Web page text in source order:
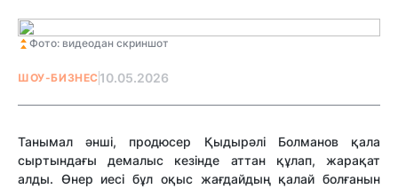
Фото: видеодан скриншот
ШОУ-БИЗНЕС 10.05.2026
Танымал әнші, продюсер Қыдырәлі Болманов қала
сыртындағы демалыс кезінде аттан құлап, жарақат
алды. Өнер иесі бұл оқыс жағдайдың қалай болғанын